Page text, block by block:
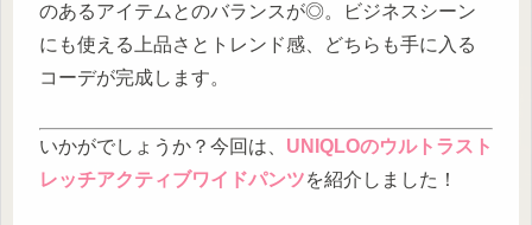
のあるアイテムとのバランスが◎。ビジネスシーン
にも使える上品さとトレンド感、どちらも手に入る
コーデが完成します。
いかがでしょうか？今回は、 UNIQLOのウルトラスト
レッチアクティブワイドパンツを紹介しました！